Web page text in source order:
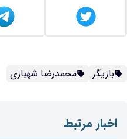
بازیگر محمدرضا شهبازی
اخبار مرتبط